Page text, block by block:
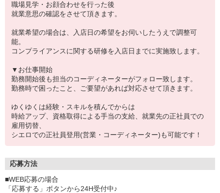
職場見学・お顔合わせを行った後
就業意思の確認をさせて頂きます。
就業希望の場合は、入店日の希望をお伺いしたうえで調整可
能。
コンプライアンスに関する研修を入店日までに実施致します。
▼お仕事開始
勤務開始後も担当のコーディネーターがフォロー致します。
勤務時で困ったこと、ご要望があれば対応させて頂きます。
ゆくゆくは経験・スキルを積んでからは
時給アップ、資格取得による手当の支給、就業先の正社員での
雇用切替、
シエロでの正社員登用(営業・コーディネーター)も可能です！
応募方法
■WEB応募の場合
「応募する」ボタンから24H受付中♪